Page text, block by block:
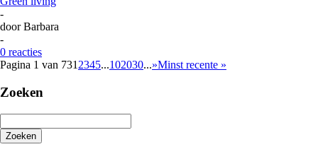
-
doorBarbara
-
0 reacties
Pagina 1 van 731 2345...102030...»Minst recente »
Zoeken
Zoeken